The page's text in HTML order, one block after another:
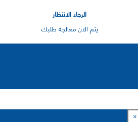
الرجاء الانتظار
يتم الان معالجة طلبك
×